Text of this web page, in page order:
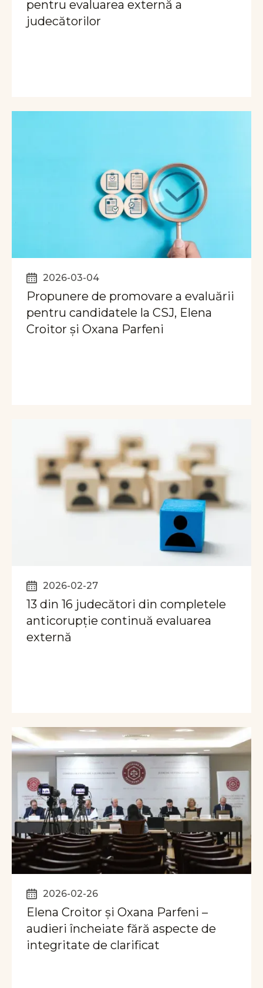
pentru evaluarea externă a
judecătorilor
2026-03-04
Propunere de promovare a evaluării
pentru candidatele la CSJ, Elena
Croitor și Oxana Parfeni
2026-02-27
13 din 16 judecători din completele
anticorupție continuă evaluarea
externă
2026-02-26
Elena Croitor și Oxana Parfeni –
audieri încheiate fără aspecte de
integritate de clarificat